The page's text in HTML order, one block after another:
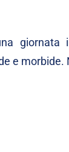
giornata
e morbide.